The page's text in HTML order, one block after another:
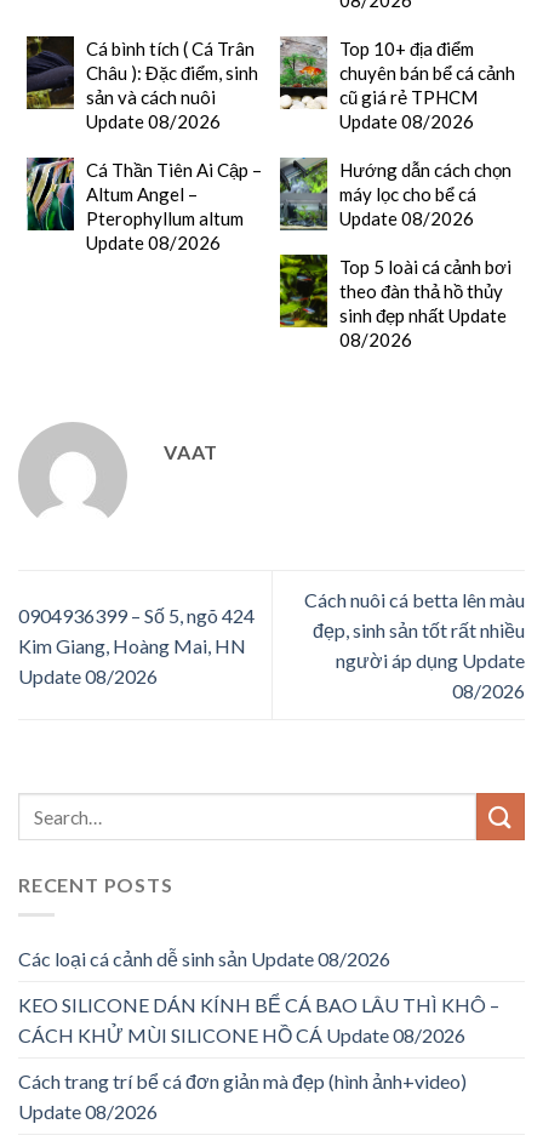
Cá bình tích ( Cá Trân
Châu ): Đặc điểm, sinh
sản và cách nuôi
Update 08/2026
Top 10+ địa điểm
chuyên bán bể cá cảnh
cũ giá rẻ TPHCM
Update 08/2026
Cá Thần Tiên Ai Cập –
Altum Angel –
Pterophyllum altum
Update 08/2026
Hướng dẫn cách chọn
máy lọc cho bể cá
Update 08/2026
Top 5 loài cá cảnh bơi
theo đàn thả hồ thủy
sinh đẹp nhất Update
08/2026
VAAT
0904936399 – Số 5, ngõ 424
Kim Giang, Hoàng Mai, HN
Update 08/2026
Cách nuôi cá betta lên màu
đẹp, sinh sản tốt rất nhiều
người áp dụng Update
08/2026
RECENT POSTS
Các loại cá cảnh dễ sinh sản Update 08/2026
KEO SILICONE DÁN KÍNH BỂ CÁ BAO LÂU THÌ KHÔ –
CÁCH KHỬ MÙI SILICONE HỒ CÁ Update 08/2026
Cách trang trí bể cá đơn giản mà đẹp (hình ảnh+video)
Update 08/2026